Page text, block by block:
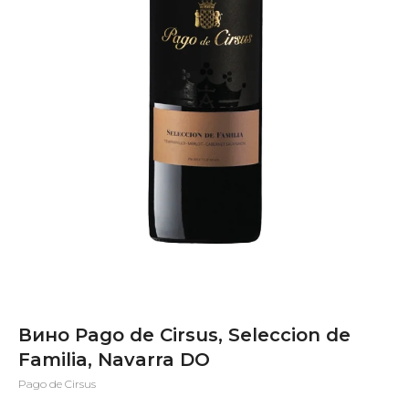
Вино Pago de Cirsus, Seleccion de
Familia, Navarra DO
Pago de Cirsus